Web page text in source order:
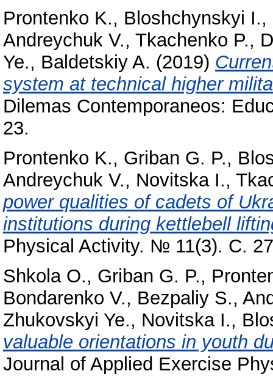
Prontenko K., Bloshchynskyi I.,
Andreychuk V., Tkachenko P.,
Ye., Baldetskiy A. (2019)
system at technical higher
Dilemas Contemporaneos:
23.
Prontenko K., Griban G. P.,
Andreychuk V., Novitska I.,
power qualities of cadets of
institutions during kettlebell
Physical Activity. № 11(3). С.
Shkola O., Griban G. P.,
Bondarenko V., Bezpaliy S.,
Zhukovskyi Ye., Novitska I.,
valuable orientations in youth
Journal of Applied Exercise